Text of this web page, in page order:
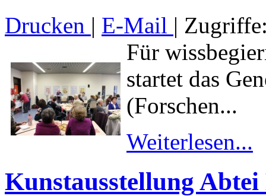
Drucken | E-Mail |
Für
startet das
(Forschen...
Weiterlesen...
Kunstausstellung